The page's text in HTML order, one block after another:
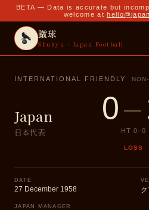
BETA — Data is accurate but
welcome at
蹴球
Shukyu · Japan Football
INTERNATIONAL FRIENDLY
Japan
日本代表
0–
HT 0–0
LOSS
DATE
27 December 1958
JAPAN MANAGER